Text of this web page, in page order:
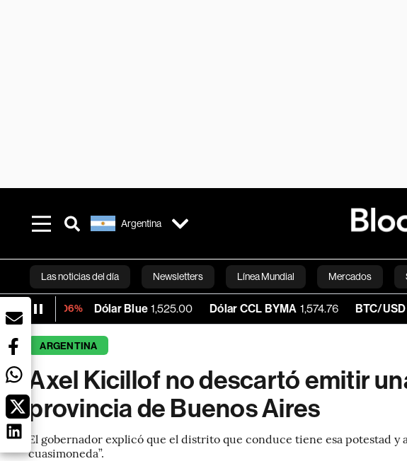
Argentina
Las noticias del día Newsletters Línea Mundial Mercados
Bloomberg Green
Dólar Blue 1,525.00 Dólar CCL BYMA 1,574.76 BTC/USD 64,972.71
ARGENTINA
Axel Kicillof no descartó emitir
provincia de Buenos Aires
El gobernador explicó que el distrito que conduce tiene esa potestad y
cuasimoneda”.